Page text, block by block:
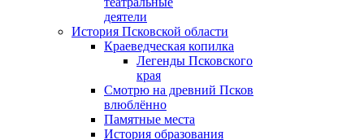
деятели
История Псковской области
Краеведческая копилка
Легенды Псковского
края
Смотрю на древний Псков
влюблённо
Памятные места
История образования